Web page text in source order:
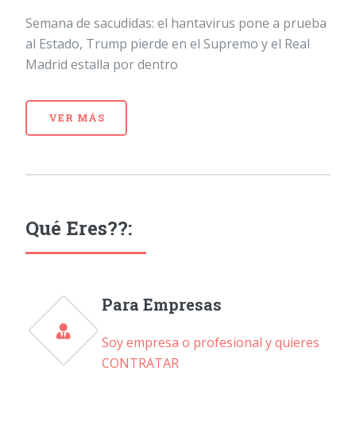
Semana de sacudidas: el hantavirus pone a prueba
al Estado, Trump pierde en el Supremo y el Real
Madrid estalla por dentro
VER MÁS
Qué Eres??:
Para Empresas
Soy empresa o profesional y quieres
CONTRATAR